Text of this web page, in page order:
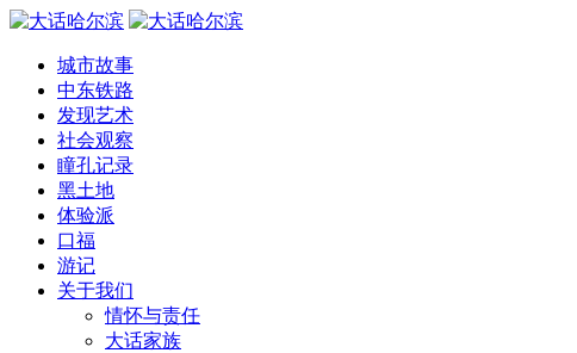
城市故事
中东铁路
发现艺术
社会观察
瞳孔记录
黑土地
体验派
口福
游记
关于我们
情怀与责任
大话家族